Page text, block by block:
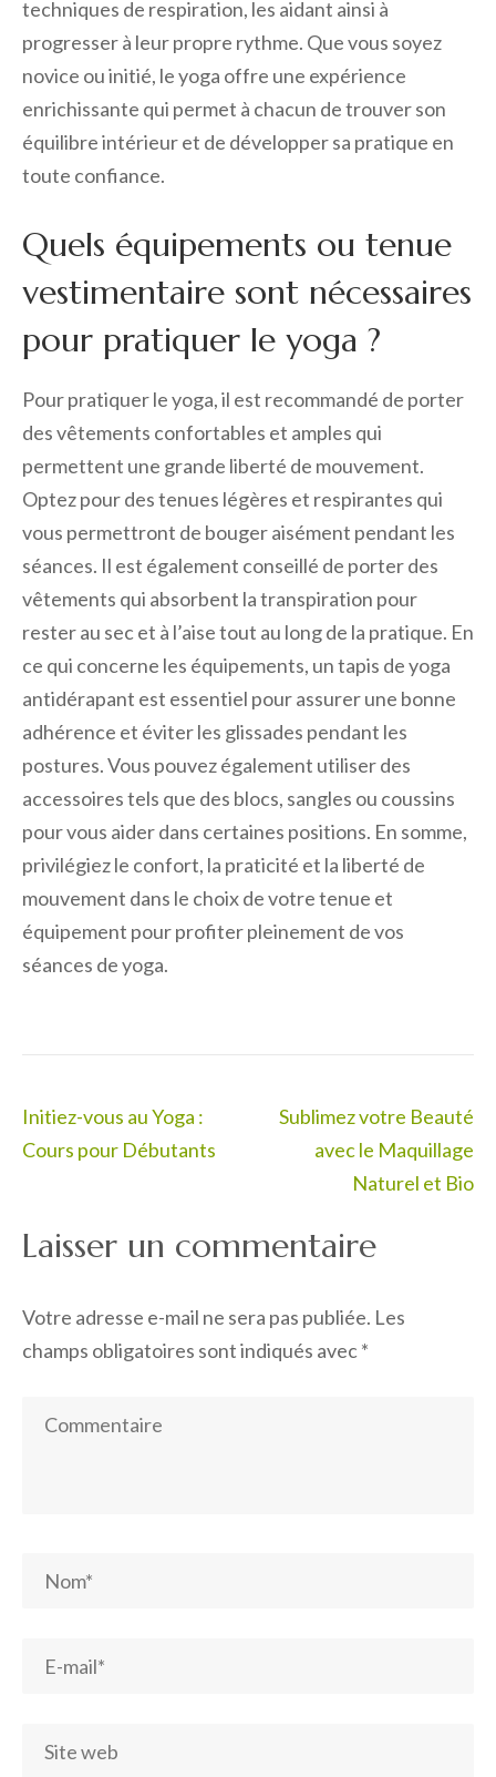
techniques de respiration, les aidant ainsi à
progresser à leur propre rythme. Que vous soyez
novice ou initié, le yoga offre une expérience
enrichissante qui permet à chacun de trouver son
équilibre intérieur et de développer sa pratique en
toute confiance.
Quels équipements ou tenue
vestimentaire sont nécessaires
pour pratiquer le yoga ?
Pour pratiquer le yoga, il est recommandé de porter
des vêtements confortables et amples qui
permettent une grande liberté de mouvement.
Optez pour des tenues légères et respirantes qui
vous permettront de bouger aisément pendant les
séances. Il est également conseillé de porter des
vêtements qui absorbent la transpiration pour
rester au sec et à l’aise tout au long de la pratique. En
ce qui concerne les équipements, un tapis de yoga
antidérapant est essentiel pour assurer une bonne
adhérence et éviter les glissades pendant les
postures. Vous pouvez également utiliser des
accessoires tels que des blocs, sangles ou coussins
pour vous aider dans certaines positions. En somme,
privilégiez le confort, la praticité et la liberté de
mouvement dans le choix de votre tenue et
équipement pour profiter pleinement de vos
séances de yoga.
Navigation
de
Initiez-vous au Yoga :
Cours pour Débutants
Sublimez votre Beauté
avec le Maquillage
Naturel et Bio
Laisser un commentaire
Votre adresse e-mail ne sera pas publiée. Les
champs obligatoires sont indiqués avec*